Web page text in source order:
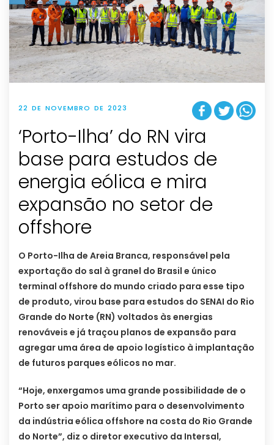
22 DE NOVEMBRO DE 2023
‘Porto-Ilha’ do RN vira
base para estudos de
energia eólica e mira
expansão no setor de
offshore
O Porto-Ilha de Areia Branca, responsável pela
exportação do sal à granel do Brasil e único
terminal offshore do mundo criado para esse tipo
de produto, virou base para estudos do SENAI do Rio
Grande do Norte (RN) voltados às energias
renováveis e já traçou planos de expansão para
agregar uma área de apoio logístico à implantação
de futuros parques eólicos no mar.
“Hoje, enxergamos uma grande possibilidade de o
Porto ser apoio marítimo para o desenvolvimento
da indústria eólica offshore na costa do Rio Grande
do Norte”, diz o diretor executivo da Intersal,